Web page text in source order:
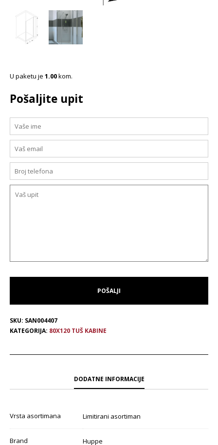
U paketu je 1.00kom.
Pošaljite upit
SKU: SAN004407
KATEGORIJA: 80X120 TUŠ KABINE
DODATNE INFORMACIJE
Vrsta asortimana Limitirani asortiman
Brand Huppe